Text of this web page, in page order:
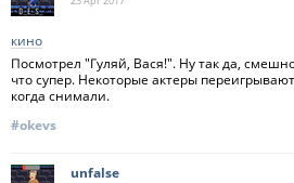
кино
Посмотрел "Гуляй, Вася!". Ну так да,
что супер. Некоторые актеры
когда снимали.
#okevs
unfalse